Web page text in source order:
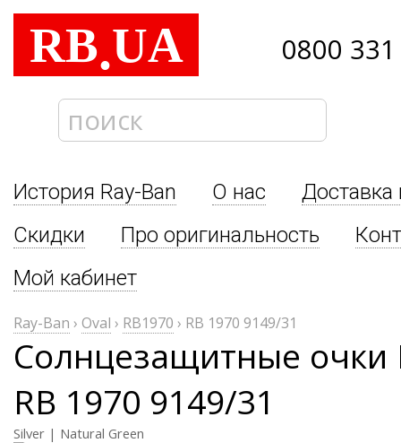
RB.UA 0800
История Ray-Ban О нас
Доставка
Скидки
Про оригинальность
Мой кабинет
Ray-Ban › Oval › RB1970 › RB 1970 9149/31
Солнцезащитные очки
RB 1970 9149/31
Silver | Natural Green